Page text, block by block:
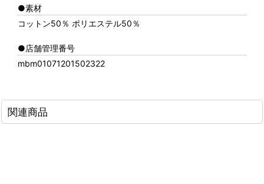
●素材
コットン50％ ポリエステル50％
●店舗管理番号
mbm01071201502322
関連商品